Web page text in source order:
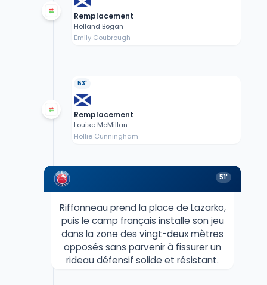
Remplacement
Holland Bogan
Emily Coubrough
53'
Remplacement
Louise McMillan
Hollie Cunningham
51'
Riffonneau prend la place de Lazarko,
puis le camp français installe son jeu
dans la zone des vingt-deux mètres
opposés sans parvenir à fissurer un
rideau défensif solide et résistant.